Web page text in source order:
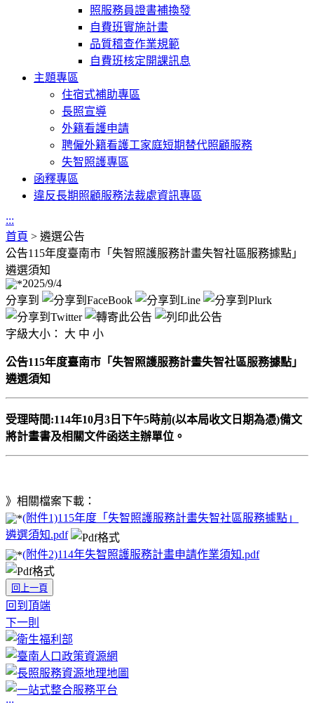
照服務員證書補換發
自費班實施計畫
品質稽查作業規範
自費班核定開課訊息
主題專區
住宿式補助專區
長照宣導
外籍看護申請
聘僱外籍看護工家庭短期替代照顧服務
失智照護專區
函釋專區
違反長期照顧服務法裁處資訊專區
:::
首頁 > 遴選公告
公告115年度臺南市「失智照護服務計畫失智社區服務據點」
遴選須知
2025/9/4
分享到
字級大小： 大 中 小
公告115年度臺南市「失智照護服務計畫失智社區服務據點」
遴選須知
受理時間:114年10月3日下午5時前(以本局收文日期為憑)備文
將計畫書及相關文件函送主辦單位。
》相關檔案下載：
(附件1)115年度「失智照護服務計畫失智社區服務據點」
遴選須知.pdf
(附件2)114年失智照護服務計畫申請作業須知.pdf
回上一頁
回到頂端
下一則